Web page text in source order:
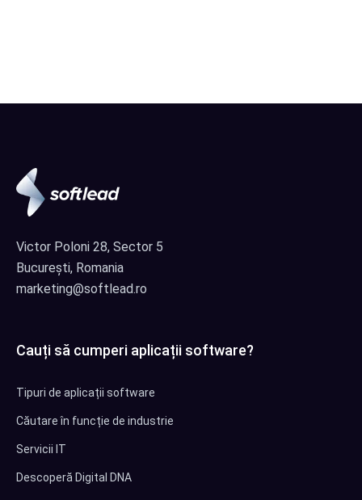
Victor Poloni 28, Sector 5
București, Romania
marketing@softlead.ro
Cauți să cumperi aplicații software?
Tipuri de aplicații software
Căutare în funcție de industrie
Servicii IT
Descoperă Digital DNA